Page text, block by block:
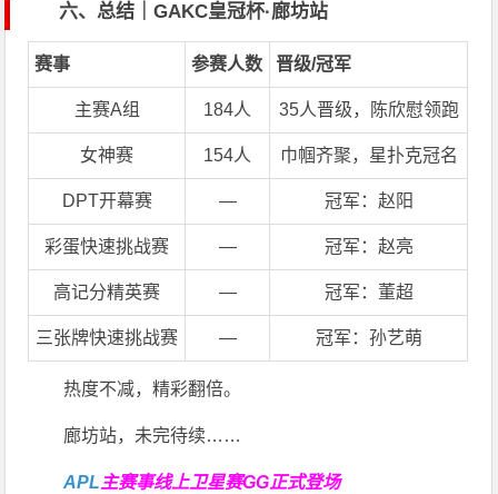
六、总结｜GAKC皇冠杯·廊坊站
赛事 参赛人数 晋级/冠军
主赛A组 184人 35人晋级，陈欣慰领跑
女神赛 154人 巾帼齐聚，星扑克冠名
DPT开幕赛 — 冠军：赵阳
彩蛋快速挑战赛 — 冠军：赵亮
高记分精英赛 — 冠军：董超
三张牌快速挑战赛 — 冠军：孙艺萌
热度不减，精彩翻倍。
廊坊站，未完待续……
APL主赛事线上卫星赛GG正式登场